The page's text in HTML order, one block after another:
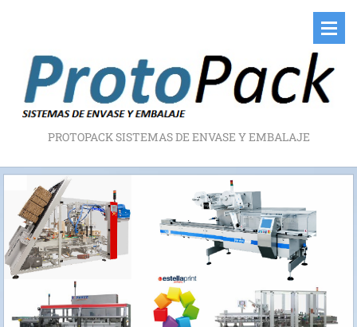
PROTOPACK SISTEMAS DE ENVASE Y EMBALAJE